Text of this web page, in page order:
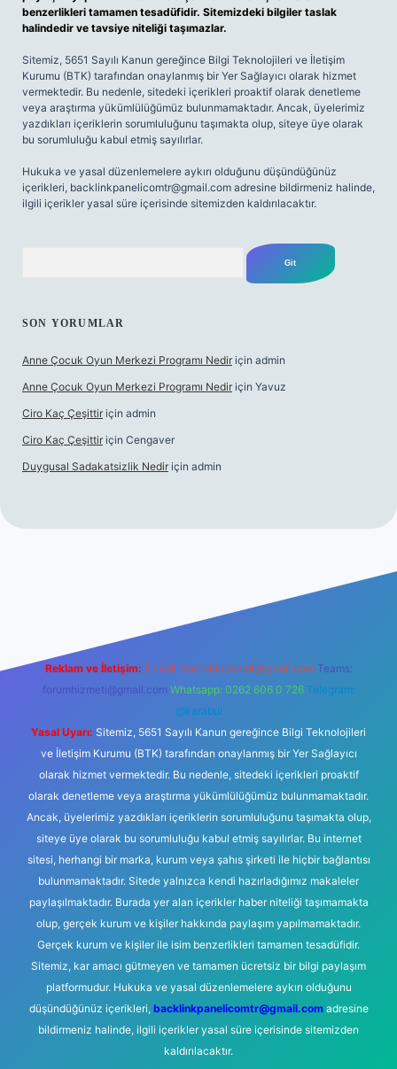
benzerlikleri tamamen tesadüfidir. Sitemizdeki bilgiler taslak
halindedir ve tavsiye niteliği taşımazlar.
Sitemiz, 5651 Sayılı Kanun gereğince Bilgi Teknolojileri ve İletişim
Kurumu (BTK) tarafından onaylanmış bir Yer Sağlayıcı olarak hizmet
vermektedir. Bu nedenle, sitedeki içerikleri proaktif olarak denetleme
veya araştırma yükümlülüğümüz bulunmamaktadır. Ancak, üyelerimiz
yazdıkları içeriklerin sorumluluğunu taşımakta olup, siteye üye olarak
bu sorumluluğu kabul etmiş sayılırlar.
Hukuka ve yasal düzenlemelere aykırı olduğunu düşündüğünüz
içerikleri, backlinkpanelicomtr@gmail.com adresine bildirmeniz halinde,
ilgili içerikler yasal süre içerisinde sitemizden kaldırılacaktır.
SON YORUMLAR
Anne Çocuk Oyun Merkezi Programı Nedir için admin
Anne Çocuk Oyun Merkezi Programı Nedir için Yavuz
Ciro Kaç Çeşittir için admin
Ciro Kaç Çeşittir için Cengaver
Duygusal Sadakatsizlik Nedir için admin
elexbetgiris.org
Reklam ve İletişim: E-mail: backlinkpaneli@gmail.com Teams:
forumhizmeti@gmail.com Whatsapp: 0262 606 0 726 Telegram:
@karabul
Yasal Uyarı: Sitemiz, 5651 Sayılı Kanun gereğince Bilgi Teknolojileri
ve İletişim Kurumu (BTK) tarafından onaylanmış bir Yer Sağlayıcı
olarak hizmet vermektedir. Bu nedenle, sitedeki içerikleri proaktif
olarak denetleme veya araştırma yükümlülüğümüz bulunmamaktadır.
Ancak, üyelerimiz yazdıkları içeriklerin sorumluluğunu taşımakta olup,
siteye üye olarak bu sorumluluğu kabul etmiş sayılırlar. Bu internet
sitesi, herhangi bir marka, kurum veya şahıs şirketi ile hiçbir bağlantısı
bulunmamaktadır. Sitede yalnızca kendi hazırladığımız makaleler
paylaşılmaktadır. Burada yer alan içerikler haber niteliği taşımamakta
olup, gerçek kurum ve kişiler hakkında paylaşım yapılmamaktadır.
Gerçek kurum ve kişiler ile isim benzerlikleri tamamen tesadüfidir.
Sitemiz, kar amacı gütmeyen ve tamamen ücretsiz bir bilgi paylaşım
platformudur. Hukuka ve yasal düzenlemelere aykırı olduğunu
düşündüğünüz içerikleri, backlinkpanelicomtr@gmail.comadresine
bildirmeniz halinde, ilgili içerikler yasal süre içerisinde sitemizden
kaldırılacaktır.